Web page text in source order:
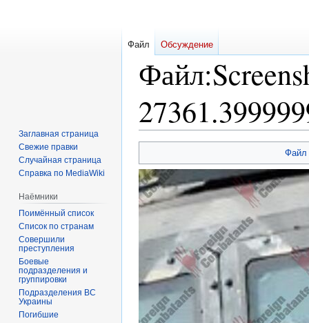
Файл:
к
навигации
к
поиску
Файл
Файл Обсуждение
Заглавная страница
Свежие правки
Случайная страница
Справка по MediaWiki
Наёмники
Поимённый список
Список по странам
Совершили
преступления
Боевые
подразделения и
группировки
Подразделения ВС
Украины
Погибшие